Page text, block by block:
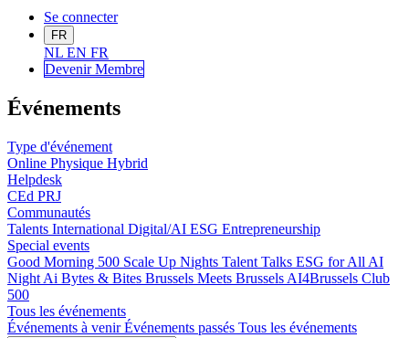
Se connecter
FR
NL EN FR
Devenir Membre
Événements
Type d'événement
Online Physique Hybrid
Helpdesk
CEd PRJ
Communautés
Talents International Digital/AI ESG Entrepreneurship
Special events
Good Morning 500 Scale Up Nights Talent Talks ESG for All AI
Night Ai Bytes & Bites Brussels Meets Brussels AI4Brussels Club
500
Tous les événements
Événements à venirÉvénements passés Tous les événements